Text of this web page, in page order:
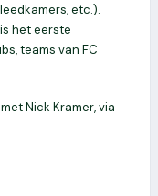
etc.).
het eerste
teams van FC
Nick Kramer, via